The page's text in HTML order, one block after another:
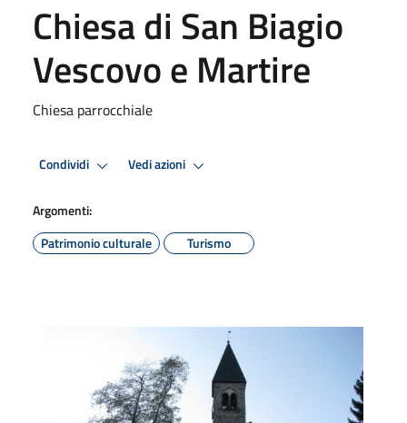
Chiesa di San Biagio
Vescovo e Martire
Chiesa parrocchiale
Condividi Vedi azioni
Argomenti:
Patrimonio culturale
Turismo